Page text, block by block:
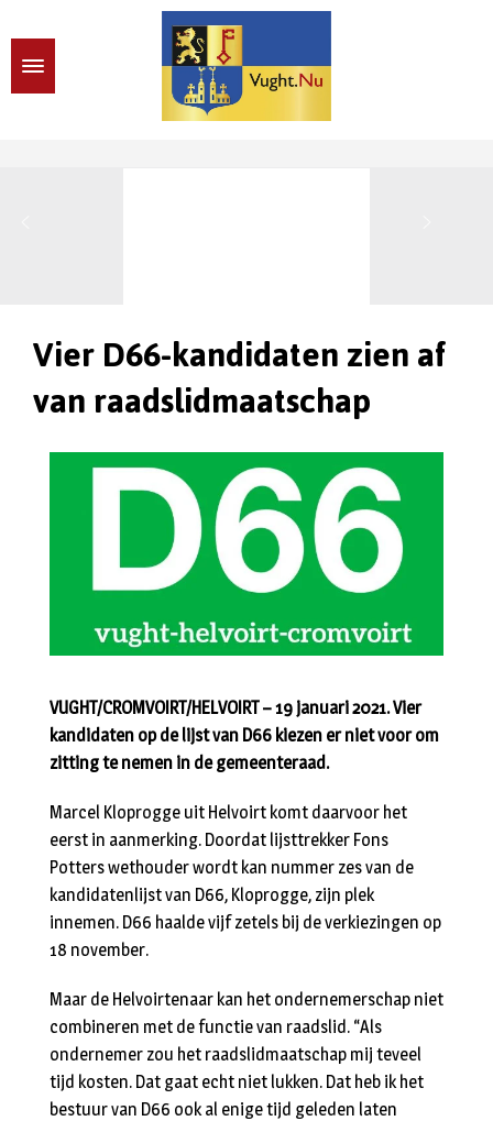
Vier D66-kandidaten zien af
van raadslidmaatschap
VUGHT/CROMVOIRT/HELVOIRT – 19 januari 2021. Vier
kandidaten op de lijst van D66 kiezen er niet voor om
zitting te nemen in de gemeenteraad.
Marcel Kloprogge uit Helvoirt komt daarvoor het
eerst in aanmerking. Doordat lijsttrekker Fons
Potters wethouder wordt kan nummer zes van de
kandidatenlijst van D66, Kloprogge, zijn plek
innemen. D66 haalde vijf zetels bij de verkiezingen op
18 november.
Maar de Helvoirtenaar kan het ondernemerschap niet
combineren met de functie van raadslid. “Als
ondernemer zou het raadslidmaatschap mij teveel
tijd kosten. Dat gaat echt niet lukken. Dat heb ik het
bestuur van D66 ook al enige tijd geleden laten